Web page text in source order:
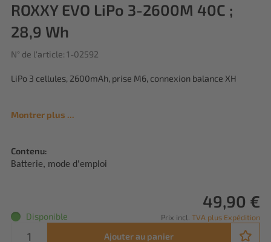
ROXXY EVO LiPo 3-2600M 40C ;
28,9 Wh
N° de l'article: 1-02592
LiPo 3 cellules, 2600mAh, prise M6, connexion balance XH
Montrer plus ...
Contenu:
Batterie, mode d'emploi
49,90 €
Prix incl. TVA plus Expédition
Disponible
Ajouter au panier